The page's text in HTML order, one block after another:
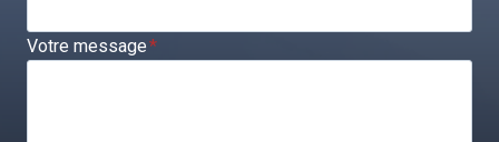
Votre message*